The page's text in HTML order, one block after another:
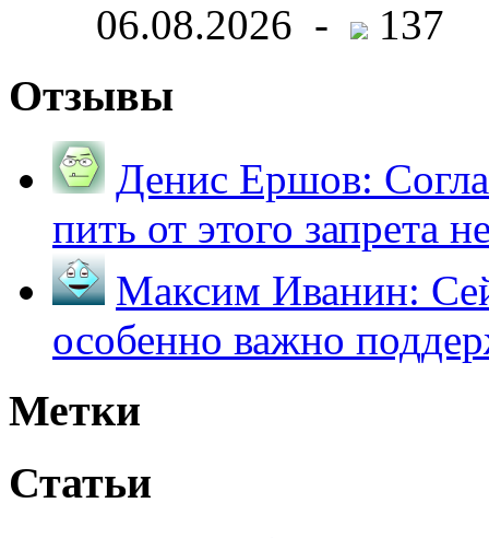
06.08.2026 - 137
Отзывы
Денис Ершов:
пить от этого запрета
Максим Иванин:
особенно важно
Метки
Статьи